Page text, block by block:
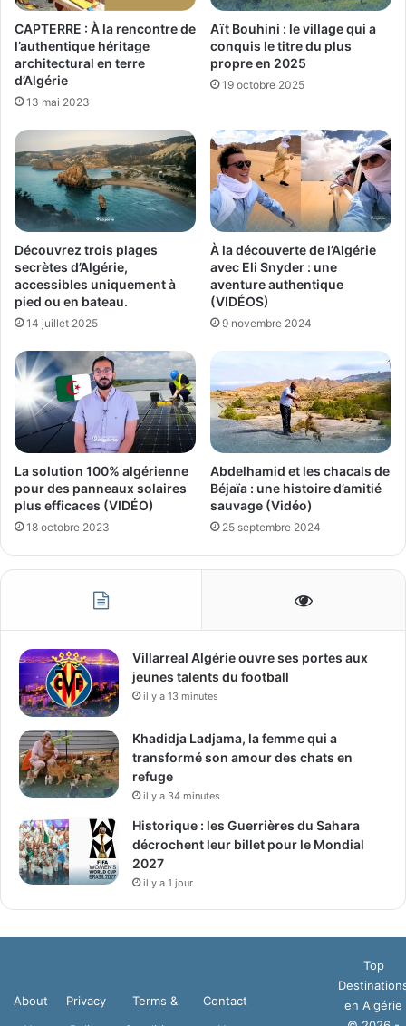
CAPTERRE : À la rencontre de
l’authentique héritage
architectural en terre
d’Algérie
13 mai 2023
Aït Bouhini : le village qui a
conquis le titre du plus
propre en 2025
19 octobre 2025
Découvrez trois plages
secrètes d’Algérie,
accessibles uniquement à
pied ou en bateau.
14 juillet 2025
À la découverte de l’Algérie
avec Eli Snyder : une
aventure authentique
(VIDÉOS)
9 novembre 2024
La solution 100% algérienne
pour des panneaux solaires
plus efficaces (VIDÉO)
18 octobre 2023
Abdelhamid et les chacals de
Béjaïa : une histoire d’amitié
sauvage (Vidéo)
25 septembre 2024
Villarreal Algérie ouvre ses portes aux
jeunes talents du football
il y a 13 minutes
Khadidja Ladjama, la femme qui a
transformé son amour des chats en
refuge
il y a 34 minutes
Historique : les Guerrières du Sahara
décrochent leur billet pour le Mondial
2027
il y a 1 jour
About
Privacy
Terms &
Contact
Top
en Algérie